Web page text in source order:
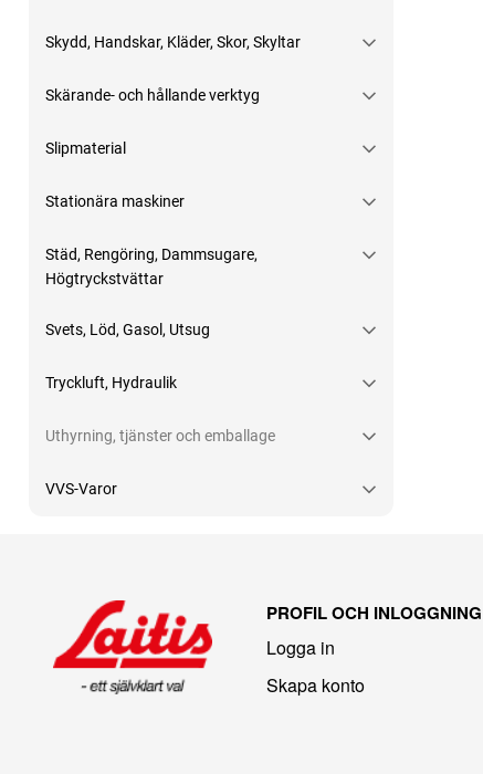
Skydd, Handskar, Kläder, Skor, Skyltar
Skärande- och hållande verktyg
Slipmaterial
Stationära maskiner
Städ, Rengöring, Dammsugare,
Högtryckstvättar
Svets, Löd, Gasol, Utsug
Tryckluft, Hydraulik
Uthyrning, tjänster och emballage
VVS-Varor
PROFIL OCH INLOGGNING
Logga in
Skapa konto